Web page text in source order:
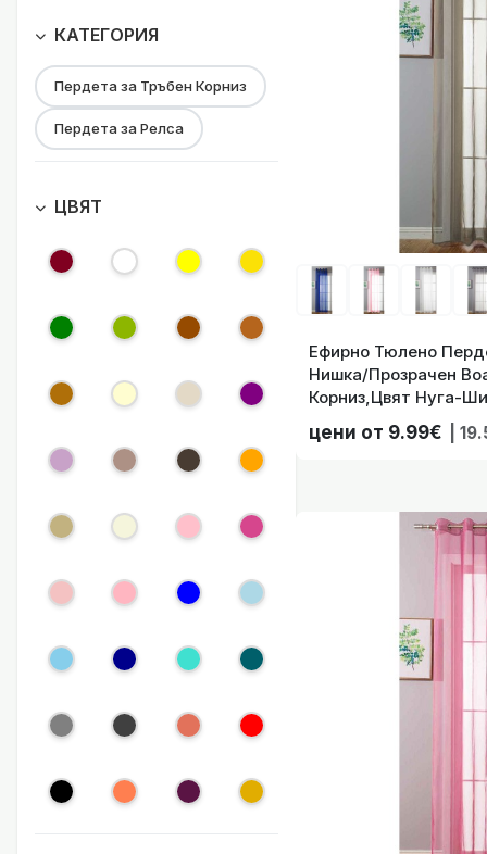
КАТЕГОРИЯ
Пердета за Тръбен Корниз
Пердета за Релса
ЦВЯТ
Ефирно Тюлено
Нишка/Прозрачен
Корниз,Цвят Нуга-
(145,175,225,245
019
цени от 9.99€ |
Ефирно Тюлено
Ефирно Тюлено
Ефирно Тюлено